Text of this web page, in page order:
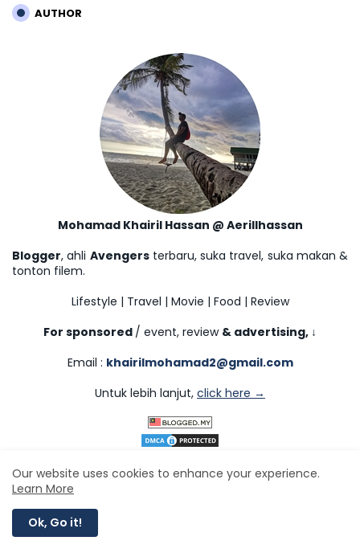
AUTHOR
Mohamad Khairil Hassan @ Aerillhassan
Blogger, ahli Avengersterbaru, suka travel, suka makan &
tonton filem.
Lifestyle | Travel | Movie | Food | Review
For sponsored / event, review & advertising, ↓
Email : khairilmohamad2@gmail.com
Untuk lebih lanjut, click here →
Our website uses cookies to enhance your experience.
Learn More
Ok, Go it!